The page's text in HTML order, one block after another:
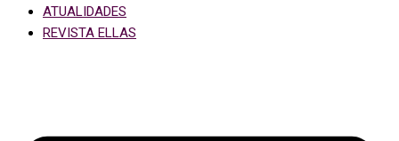
ATUALIDADES
REVISTA ELLAS